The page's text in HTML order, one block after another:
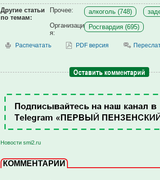
Другие статьи
по темам:
Прочее: алкоголь (748)
Организаци
я:
Росгвардия (695)
Распечатать PDF версия
Оставить комментарий
Новости smi2.ru
КОММЕНТАРИИ